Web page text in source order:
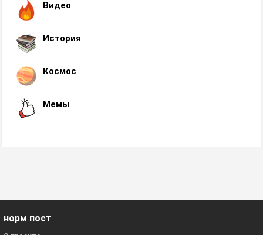
Видео
История
Космос
Мемы
норм пост